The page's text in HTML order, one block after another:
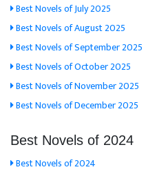
Best Novels of July 2025
Best Novels of August 2025
Best Novels of September 2025
Best Novels of October 2025
Best Novels of November 2025
Best Novels of December 2025
Best Novels of 2024
Best Novels of 2024